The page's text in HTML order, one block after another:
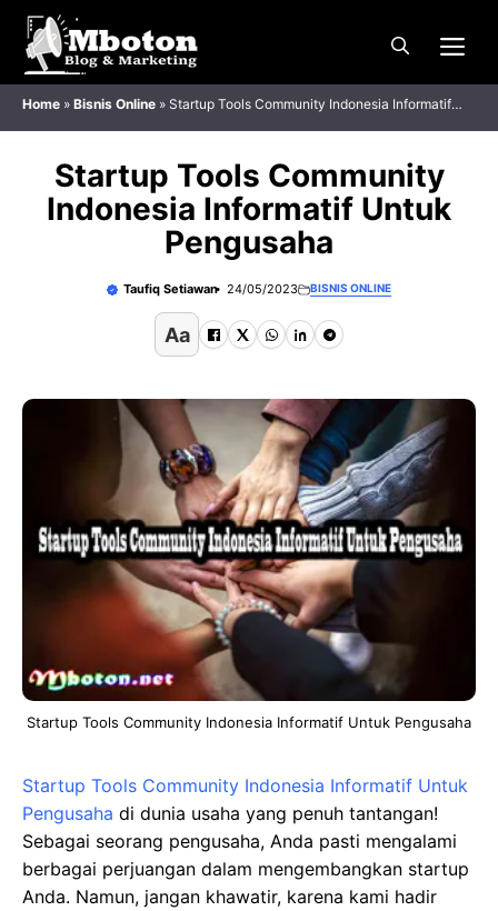
Langsung
Home » Bisnis Online » Startup Tools Community Indonesia Informatif
Untuk Pengusaha
Startup Tools Community
Indonesia Informatif Untuk
Pengusaha
Taufiq Setiawan 24/05/2023 BISNIS ONLINE
Aa
Startup Tools Community Indonesia Informatif Untuk Pengusaha
Startup Tools Community Indonesia Informatif Untuk
Pengusaha di dunia usaha yang penuh tantangan!
Sebagai seorang pengusaha, Anda pasti mengalami
berbagai perjuangan dalam mengembangkan startup
Anda. Namun, jangan khawatir, karena kami hadir